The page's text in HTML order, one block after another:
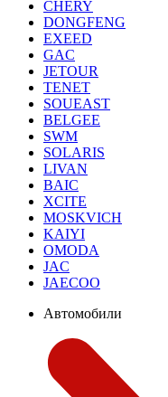
CHERY
DONGFENG
EXEED
GAC
JETOUR
TENET
SOUEAST
BELGEE
SWM
SOLARIS
LIVAN
BAIC
XCITE
MOSKVICH
KAIYI
OMODA
JAC
JAECOO
Автомобили